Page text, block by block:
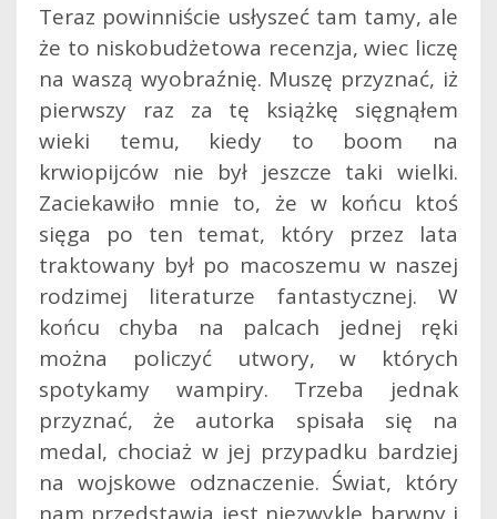
Teraz powinniście usłyszeć tam tamy, ale
że to niskobudżetowa recenzja, wiec liczę
na waszą wyobraźnię. Muszę przyznać, iż
pierwszy raz za tę książkę sięgnąłem
wieki temu, kiedy to boom na
krwiopijców nie był jeszcze taki wielki.
Zaciekawiło mnie to, że w końcu ktoś
sięga po ten temat, który przez lata
traktowany był po macoszemu w naszej
rodzimej literaturze fantastycznej. W
końcu chyba na palcach jednej ręki
można policzyć utwory, w których
spotykamy wampiry. Trzeba jednak
przyznać, że autorka spisała się na
medal, chociaż w jej przypadku bardziej
na wojskowe odznaczenie. Świat, który
nam przedstawia jest niezwykle barwny i